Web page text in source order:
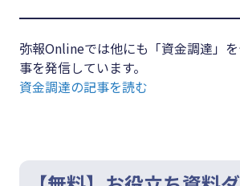
弥報Onlineでは他にも「資金調達」
事を発信しています。
資金調達の記事を読む